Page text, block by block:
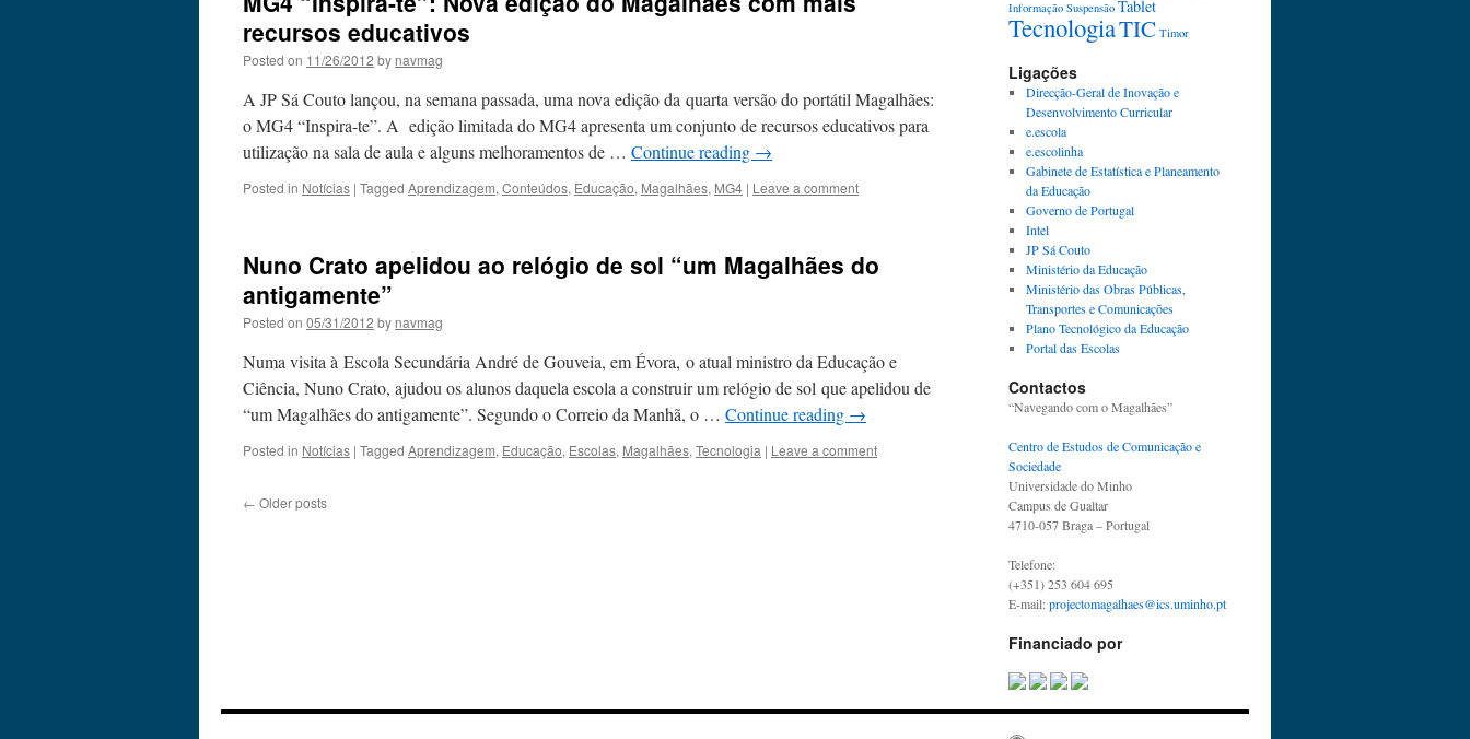
recursos educativos
Posted on 11/26/2012 by navmag
A JP Sá Couto lançou, na semana passada, uma nova edição da quarta versão do portátil Magalhães:
o MG4 “Inspira-te”. A edição limitada do MG4 apresenta um conjunto de recursos educativos para
utilização na sala de aula e alguns melhoramentos de … Continue reading →
Posted in Notícias | Tagged Aprendizagem, Conteúdos, Educação, Magalhães, MG4 | Leave a comment
Nuno Crato apelidou ao relógio de sol “um Magalhães do
antigamente”
Posted on 05/31/2012 by navmag
Numa visita à Escola Secundária André de Gouveia, em Évora, o atual ministro da Educação e
Ciência, Nuno Crato, ajudou os alunos daquela escola a construir um relógio de sol que apelidou de
“um Magalhães do antigamente”. Segundo o Correio da Manhã, o … Continue reading →
Posted in Notícias | Tagged Aprendizagem, Educação, Escolas, Magalhães, Tecnologia | Leave a comment
← Older posts
Informação Suspensão Tablet
TecnologiaTIC Timor
Ligações
Direcção-Geral de Inovação e
Desenvolvimento Curricular
e.escola
e.escolinha
Gabinete de Estatística e Planeamento
da Educação
Governo de Portugal
Intel
JP Sá Couto
Ministério da Educação
Ministério das Obras Públicas,
Transportes e Comunicações
Plano Tecnológico da Educação
Portal das Escolas
Contactos
“Navegando com o Magalhães”
Centro de Estudos de Comunicação e
Sociedade
Universidade do Minho
Campus de Gualtar
4710-057 Braga – Portugal
Telefone:
(+351) 253 604 695
E-mail:projectomagalhaes@ics.uminho.pt
Financiado por